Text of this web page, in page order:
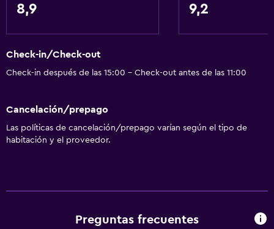
Silla para ducha
Estacionamiento accesible
Almohada sin plumas
Baño
8,9 9,2
Check-in/Check-out
Check-in después de las 15:00 - Check-out antes de las 11:00
Cancelación/prepago
Las políticas de cancelación/prepago varían según el tipo de
habitación y el proveedor.
Preguntas frecuentes